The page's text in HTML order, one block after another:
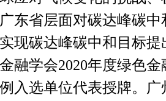
东省层面对碳达峰碳
现碳达峰碳中和目标提
融学会2020年度绿色金
入选单位代表授牌。